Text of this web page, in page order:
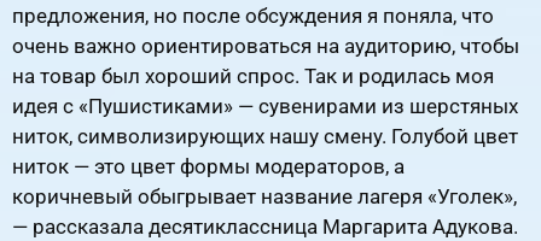
предложения, но после обсуждения я поняла, что
очень важно ориентироваться на аудиторию, чтобы
на товар был хороший спрос. Так и родилась моя
идея с «Пушистиками» — сувенирами из шерстяных
ниток, символизирующих нашу смену. Голубой цвет
ниток — это цвет формы модераторов, а
коричневый обыгрывает название лагеря «Уголек»,
— рассказала десятиклассница Маргарита Адукова.